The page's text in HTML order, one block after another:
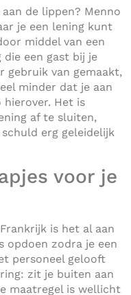
de lippen? Menno
je een lening kunt
middel van een
een gast bij je
gebruik van gemaakt,
minder dat je aan
hierover. Het is
af te sluiten,
erg geleidelijk
voor je
is het al aan
opdoen zodra je een
personeel gelooft
zit je buiten aan
maatregel is wellicht